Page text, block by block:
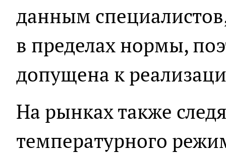
данным
в пределах нормы,
допущена к
На рынках также
температурного